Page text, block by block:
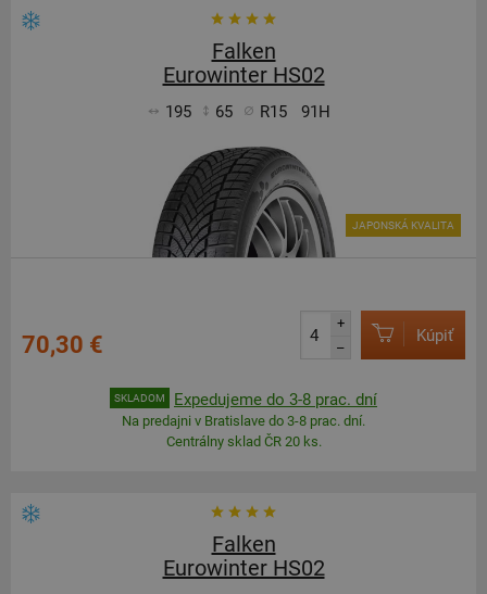
Falken
Eurowinter HS02
195 65 R15 91H
JAPONSKÁ KVALITA
70,30 €
+
–
Kúpiť
SKLADOM Expedujeme do 3-8 prac. dní
Na predajni v Bratislave do 3-8 prac. dní.
Centrálny sklad ČR 20 ks.
Falken
Eurowinter HS02